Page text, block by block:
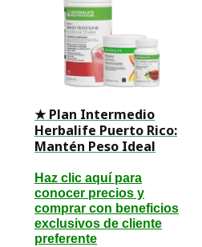
★ Plan Intermedio
Herbalife Puerto Rico:
Mantén Peso Ideal
Haz clic aquí para
conocer precios y
comprar con beneficios
exclusivos de cliente
preferente